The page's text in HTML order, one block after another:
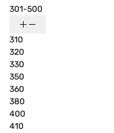
301-500
310
320
330
350
360
380
400
410